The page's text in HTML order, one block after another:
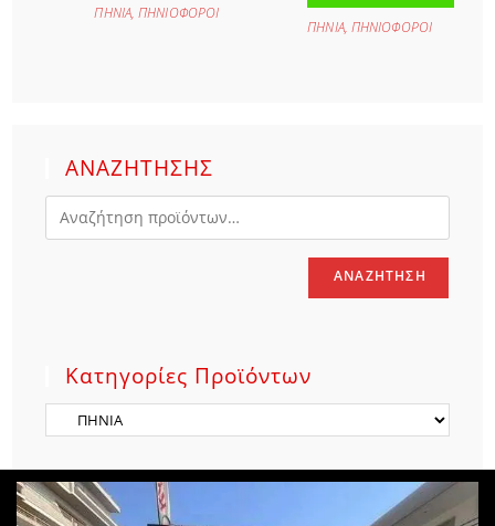
ΠΗΝΙΑ,ΠΗΝΙΟΦΟΡΟΙ
ΠΗΝΙΑ, ΠΗΝΙΟΦΟΡΟΙ
ΑΝΑΖΗΤΗΣΗΣ
ΑΝΑΖΉΤΗΣΗ
Κατηγορίες Προϊόντων